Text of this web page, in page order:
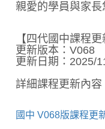
親愛的學員與家長
【四代國中課程更
更新版本：V068
更新日期：2025/
詳細課程更新內容
國中 V068版課程更